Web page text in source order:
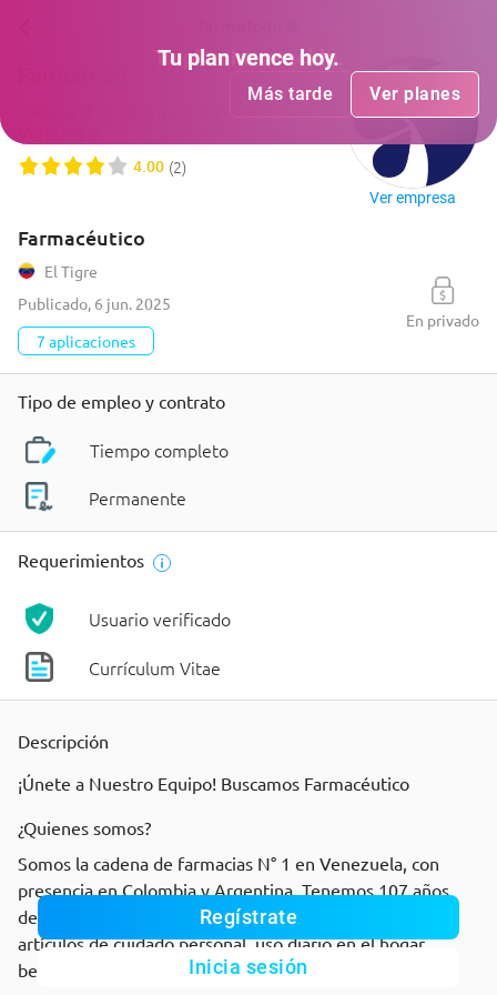
Tu plan ha vencido.
Más tarde Ver planes
Tu plan vence hoy.
Más tarde Ver planes
4.00 (2)
Ver empresa
Farmacéutico
El Tigre
Publicado, 6 jun. 2025
7 aplicaciones
En privado
Tipo de empleo y contrato
Tiempo completo
Permanente
Requerimientos
Usuario verificado
Currículum Vitae
Descripción
¡Únete a Nuestro Equipo! Buscamos Farmacéutico
¿Quienes somos?
Somos la cadena de farmacias N° 1 en Venezuela, con
presencia en Colombia y Argentina. Tenemos 107 años
dedicados a la comercialización directa de medicinas,
artículos de cuidado personal, uso diario en el hogar,
belleza y comestibles.
Regístrate
Inicia sesión